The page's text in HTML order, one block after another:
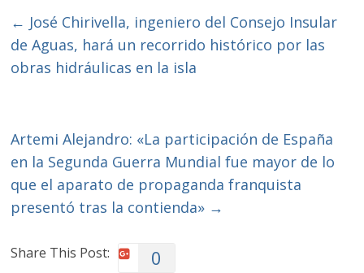
← José Chirivella, ingeniero del Consejo Insular
de Aguas, hará un recorrido histórico por las
obras hidráulicas en la isla
Artemi Alejandro: «La participación de España
en la Segunda Guerra Mundial fue mayor de lo
que el aparato de propaganda franquista
presentó tras la contienda» →
Share This Post: 0